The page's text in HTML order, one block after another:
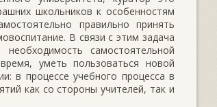
школьников к особенностям
правильно принять
В связи с этим задача
самостоятельной
уметь пользоваться новой
в процессе учебного процесса в
как со стороны учителей, так и